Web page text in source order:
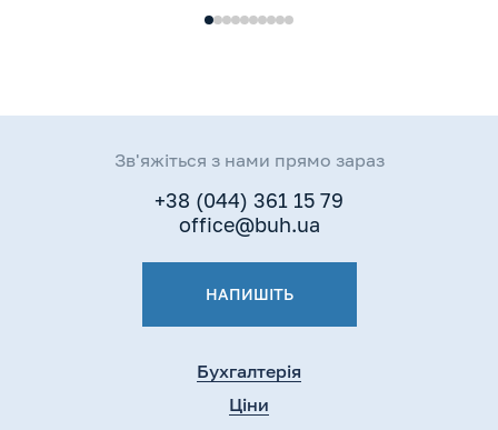
Бухгалтерія
Ціни
Зв'яжіться з нами прямо зараз
+38 (044) 361 15 79
office@buh.ua
НАПИШІТЬ